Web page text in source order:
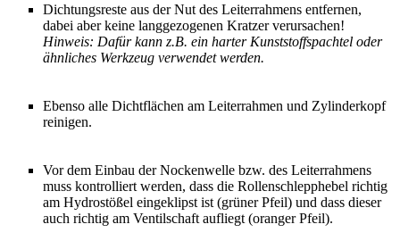
Dichtungsreste aus der Nut des Leiterrahmens entfernen,
dabei aber keine langgezogenen Kratzer verursachen!
Hinweis: Dafür kann z.B. ein harter Kunststoffspachtel oder
ähnliches Werkzeug verwendet werden.
Ebenso alle Dichtflächen am Leiterrahmen und Zylinderkopf
reinigen.
Vor dem Einbau der Nockenwelle bzw. des Leiterrahmens
muss kontrolliert werden, dass die Rollenschlepphebel richtig
am Hydrostößel eingeklipst ist (grüner Pfeil) und dass dieser
auch richtig am Ventilschaft aufliegt (oranger Pfeil).